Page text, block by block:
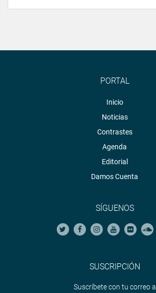
PORTAL
Inicio
Noticias
Contrastes
Agenda
Editorial
Damos Cuenta
SÍGUENOS
SUSCRIPCIÓN
Suscríbete con tu correo a